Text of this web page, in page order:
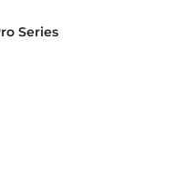
Series